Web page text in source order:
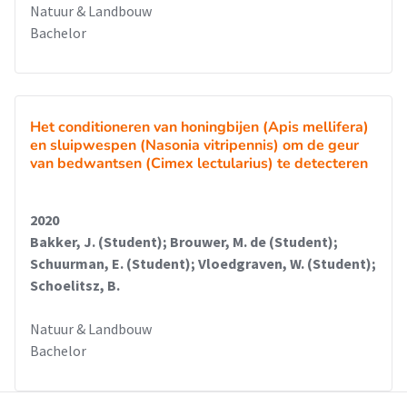
Natuur & Landbouw
Bachelor
Het conditioneren van honingbijen (Apis mellifera)
en sluipwespen (Nasonia vitripennis) om de geur
van bedwantsen (Cimex lectularius) te detecteren
2020
Bakker, J. (Student); Brouwer, M. de (Student);
Schuurman, E. (Student); Vloedgraven, W. (Student);
Schoelitsz, B.
Natuur & Landbouw
Bachelor